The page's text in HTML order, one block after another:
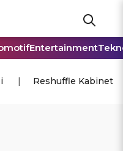
Entertainment
Reshuffle Kabinet